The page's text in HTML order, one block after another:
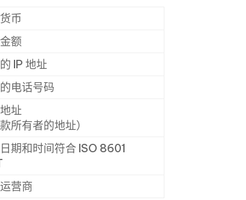
币
额
IP 地址
电话号码
址
款所有者的地址）
期和时间符合 ISO 8601
营商